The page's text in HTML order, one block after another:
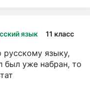
язык 11 класс
русскому языку,
был уже набран, то